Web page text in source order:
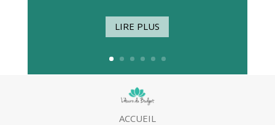
LIRE PLUS
ACCUEIL